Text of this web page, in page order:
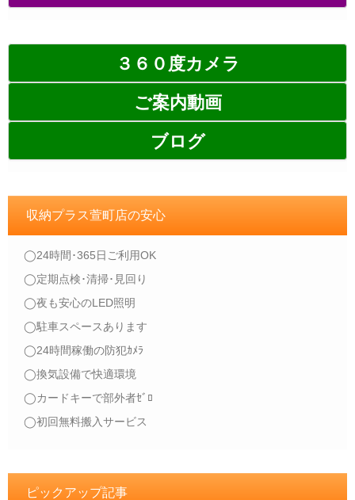
３６０度カメラ
ご案内動画
ブログ
収納プラス萱町店の安心
◯24時間･365日ご利用OK
◯定期点検･清掃･見回り
◯夜も安心のLED照明
◯駐車スペースあります
◯24時間稼働の防犯ｶﾒﾗ
◯換気設備で快適環境
◯カードキーで部外者ｾﾞﾛ
◯初回無料搬入サービス
ピックアップ記事